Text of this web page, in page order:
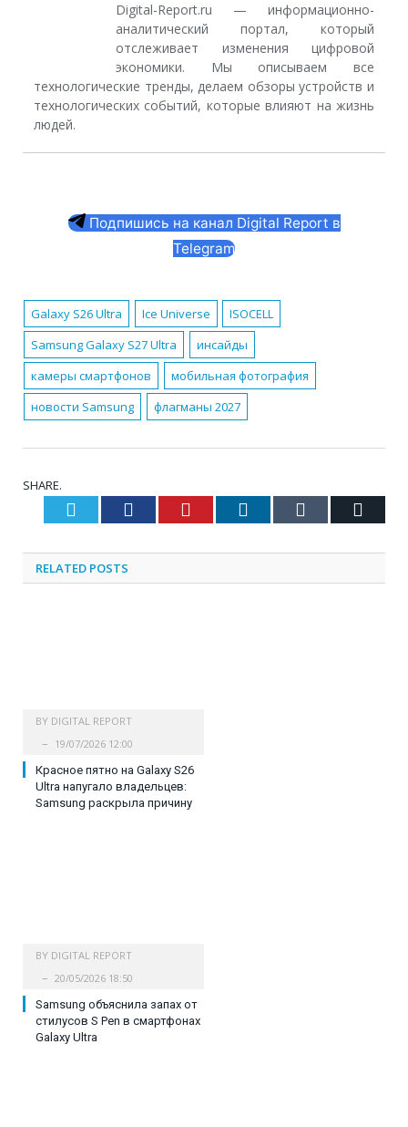
Digital-Report.ru — информационно-
аналитический портал, который
отслеживает изменения цифровой
экономики. Мы описываем все
технологические тренды, делаем обзоры устройств и
технологических событий, которые влияют на жизнь
людей.
Подпишись на канал Digital Report в
Telegram
Galaxy S26 Ultra Ice Universe
ISOCELL
Samsung Galaxy S27 Ultra
инсайды
камеры смартфонов
мобильная фотография
новости Samsung
флагманы 2027
SHARE.
Twitter Facebook Pinterest LinkedIn Tumblr
RELATED POSTS
BY DIGITAL REPORT
19/07/2026 12:00
Красное пятно на Galaxy S26
Ultra напугало владельцев:
Samsung раскрыла причину
BY DIGITAL REPORT
20/05/2026 18:50
Samsung объяснила запах от
стилусов S Pen в смартфонах
Galaxy Ultra